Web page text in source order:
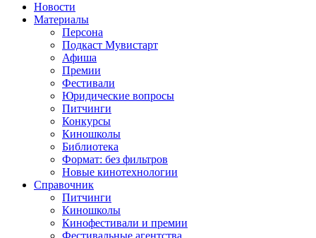
Новости
Материалы
Персона
Подкаст Мувистарт
Афиша
Премии
Фестивали
Юридические вопросы
Питчинги
Конкурсы
Киношколы
Библиотека
Формат: без фильтров
Новые кинотехнологии
Справочник
Питчинги
Киношколы
Кинофестивали и премии
Фестивальные агентства